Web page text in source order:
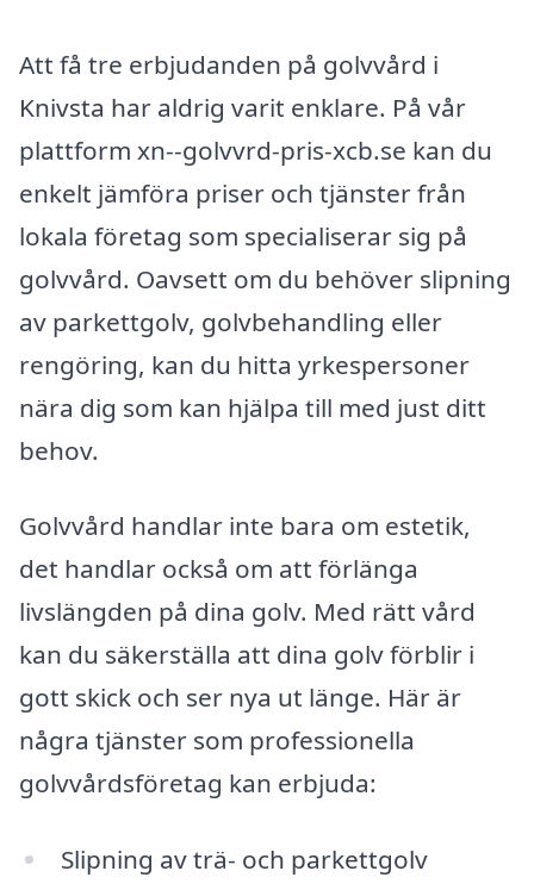
Att få tre erbjudanden på golvvård i
Knivsta har aldrig varit enklare. På vår
plattform xn--golvvrd-pris-xcb.se kan du
enkelt jämföra priser och tjänster från
lokala företag som specialiserar sig på
golvvård. Oavsett om du behöver slipning
av parkettgolv, golvbehandling eller
rengöring, kan du hitta yrkespersoner
nära dig som kan hjälpa till med just ditt
behov.
Golvvård handlar inte bara om estetik,
det handlar också om att förlänga
livslängden på dina golv. Med rätt vård
kan du säkerställa att dina golv förblir i
gott skick och ser nya ut länge. Här är
några tjänster som professionella
golvvårdsföretag kan erbjuda:
Slipning av trä- och parkettgolv